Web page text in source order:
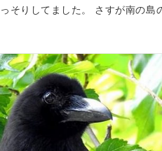
っそりしてました。 さすが南の島